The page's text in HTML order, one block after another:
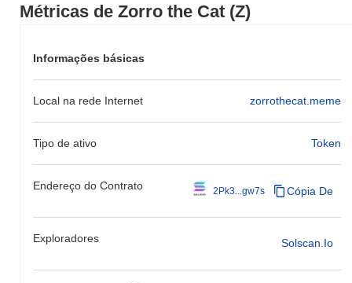
Métricas de Zorro the Cat (Z)
Informações básicas
Local na rede Internet zorrothecat.meme
Tipo de ativo Token
Endereço do Contrato 2Pk3...gw7s Cópia De
Exploradores Solscan.io